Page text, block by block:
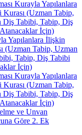
Kurayla Yapılanlara
(Uzman Tabip,
Tabibi, Tabip, Diş
İçin)
Yapılanlara İlişkin
(Uzman Tabip, Uzman
Tabip, Diş Tabibi
İçin)
Kurayla Yapılanlara
(Uzman Tabip,
Tabibi, Tabip, Diş
İçin)
ve Unvan
Göre 2. Ek